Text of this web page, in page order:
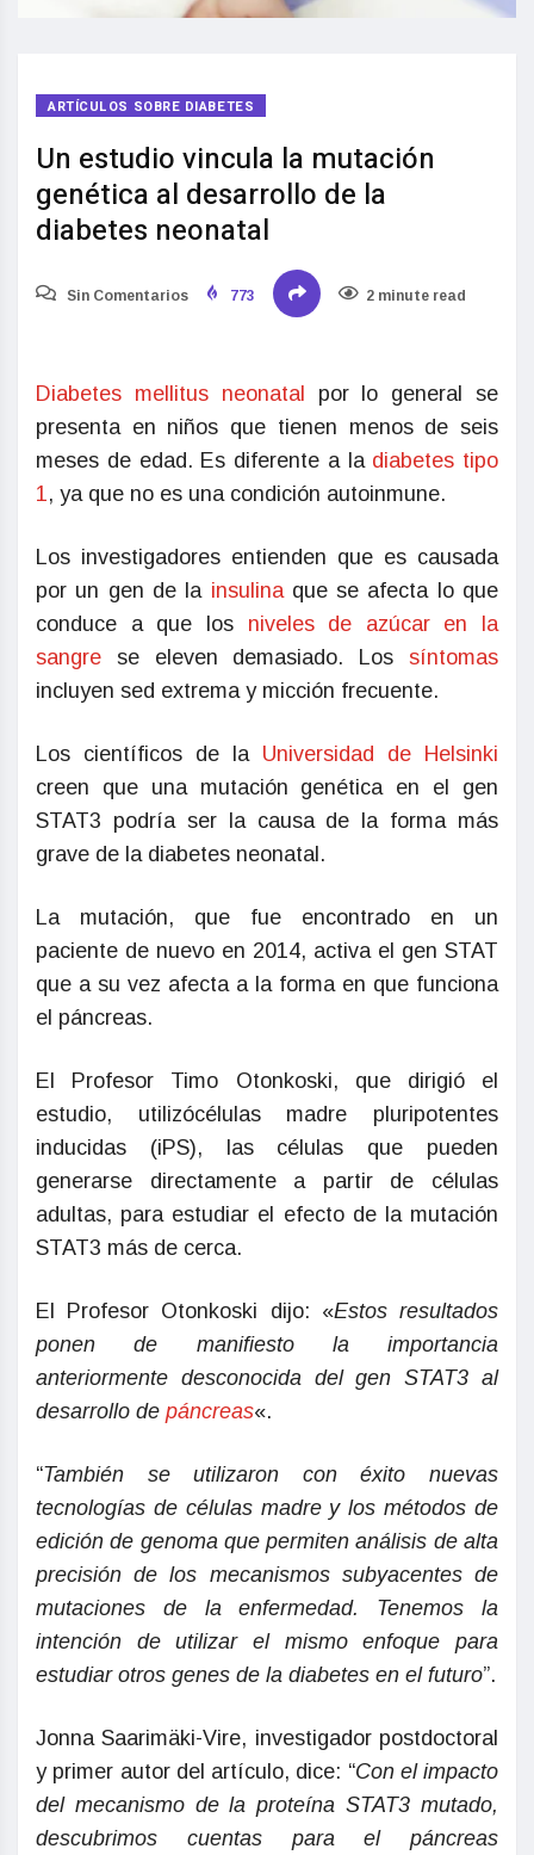
ARTÍCULOS SOBRE DIABETES
Un estudio vincula la mutación
genética al desarrollo de la
diabetes neonatal
Sin Comentarios 773 2 minute read
Diabetes mellitus neonatal por lo general se
presenta en niños que tienen menos de seis
meses de edad. Es diferente a la diabetes tipo
1, ya que no es una condición autoinmune.
Los investigadores entienden que es causada
por un gen de la insulina que se afecta lo que
conduce a que losniveles de azúcar en la
sangre se eleven demasiado. Los síntomas
incluyen sed extrema y micción frecuente.
Los científicos de la Universidad de Helsinki
creen que una mutación genética en el gen
STAT3 podría ser la causa de la forma más
grave de la diabetes neonatal.
La mutación, que fue encontrado en un
paciente de nuevo en 2014, activa el gen STAT
que a su vez afecta a la forma en que funciona
el páncreas.
El Profesor Timo Otonkoski, que dirigió el
estudio, utilizócélulas madre pluripotentes
inducidas (iPS), las células que pueden
generarse directamente a partir de células
adultas, para estudiar el efecto de la mutación
STAT3 más de cerca.
El Profesor Otonkoski dijo: «Estos resultados
ponen de manifiesto la importancia
anteriormente desconocida del gen STAT3 al
desarrollo de páncreas«.
“También se utilizaron con éxito nuevas
tecnologías de células madre y los métodos de
edición de genoma que permiten análisis de alta
precisión de los mecanismos subyacentes de
mutaciones de la enfermedad. Tenemos la
intención de utilizar el mismo enfoque para
estudiar otros genes de la diabetes en el futuro”.
Jonna Saarimäki-Vire, investigador postdoctoral
y primer autor del artículo, dice: “Con el impacto
del mecanismo de la proteína STAT3 mutado,
descubrimos cuentas para el páncreas